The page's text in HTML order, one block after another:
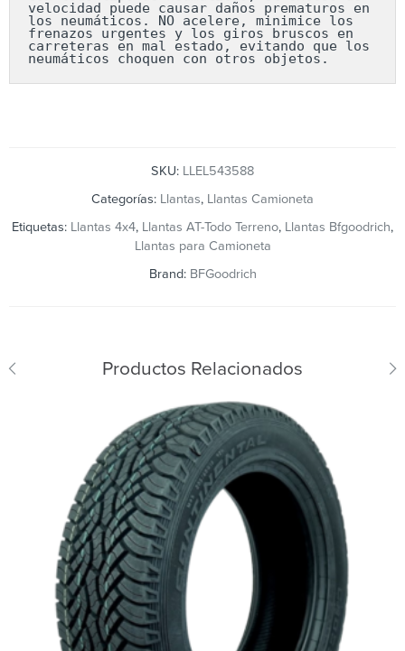
velocidad puede causar daños prematuros en
los neumáticos. NO acelere, minimice los
frenazos urgentes y los giros bruscos en
carreteras en mal estado, evitando que los
neumáticos choquen con otros objetos.
SKU: LLEL543588
Categorías: Llantas, Llantas Camioneta
Etiquetas: Llantas 4x4, Llantas AT-Todo Terreno, Llantas Bfgoodrich,
Llantas para Camioneta
Brand: BFGoodrich
Productos Relacionados